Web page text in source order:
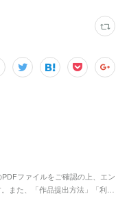
ファイルをご確認の上、エン
また、「作品提出方法」「利…